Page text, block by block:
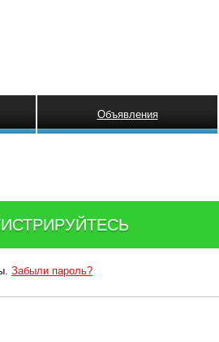
Объявления
Забыли пароль?